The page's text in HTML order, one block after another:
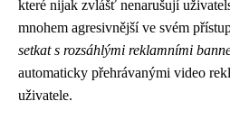
které nijak zvlášť nenarušují
mnohem agresivnější ve svém
setkat s rozsáhlými reklamními
automaticky přehrávanými video
uživatele.